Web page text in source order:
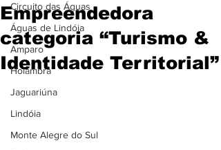
Circuito das Águas
Águas de Lindóia
Amparo
Holambra
Jaguariúna
Lindóia
Monte Alegre do Sul
Empreendedora
categoria “Turismo &
Identidade Territorial”